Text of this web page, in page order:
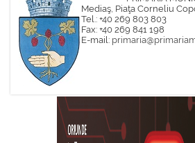
Mediaş, Piaţa Corneliu
Tel.: +40 269 803 803
Fax: +40 269 841 198
E-mail: